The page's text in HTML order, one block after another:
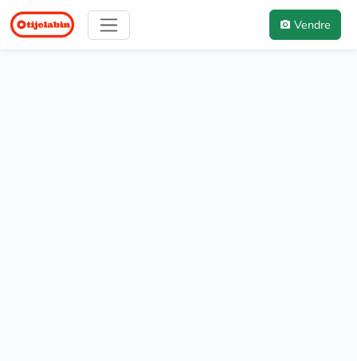
Vendre